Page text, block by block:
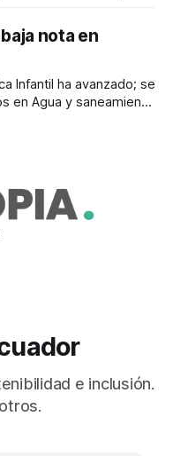
nota en
Infantil ha avanzado; se
en Agua y saneamiento
e inclusión.